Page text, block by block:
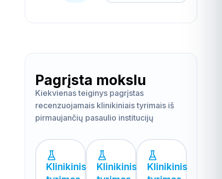
Pagrįsta mokslu
Kiekvienas teiginys pagrįstas
recenzuojamais klinikiniais tyrimais iš
pirmaujančių pasaulio institucijų
Klinikinis
Klinikinis
Klinikinis